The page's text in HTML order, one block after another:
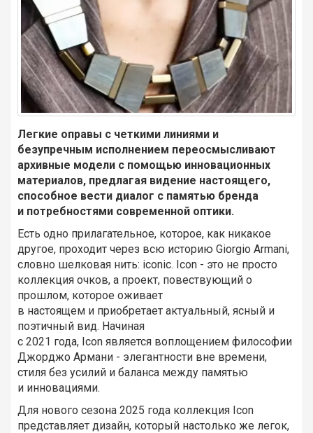
Легкие оправы с четкими линиями и
безупречным исполнением переосмысливают
архивные модели с помощью инновационных
материалов, предлагая видение настоящего,
способное вести диалог с памятью бренда
и потребностями современной оптики.
Есть одно прилагательное, которое, как никакое
другое, проходит через всю историю Giorgio Armani,
словно шелковая нить: iconic. Icon - это не просто
коллекция очков, а проект, повествующий о
прошлом, которое оживает
в настоящем и приобретает актуальный, ясный и
поэтичный вид. Начиная
с 2021 года, Icon является воплощением философии
Джорджо Армани - элегантности вне времени,
стиля без усилий и баланса между памятью
и инновациями.
Для нового сезона 2025 года коллекция Icon
представляет дизайн, который настолько же легок,